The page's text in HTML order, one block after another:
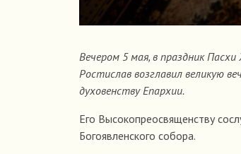
Вечером 5 мая, в праздник
Ростислав возглавил великую
духовенству Епархии.
Его Высокопреосвященству
Богоявленского собора.